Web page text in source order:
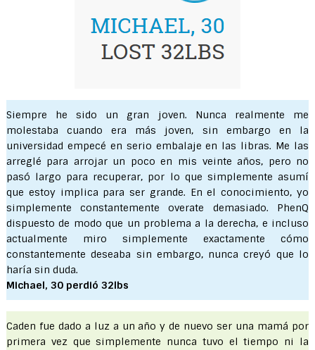
Siempre he sido un gran joven. Nunca realmente me
molestaba cuando era más joven, sin embargo en la
universidad empecé en serio embalaje en las libras. Me las
arreglé para arrojar un poco en mis veinte años, pero no
pasó largo para recuperar, por lo que simplemente asumí
que estoy implica para ser grande. En el conocimiento, yo
simplemente constantemente overate demasiado. PhenQ
dispuesto de modo que un problema a la derecha, e incluso
actualmente miro simplemente exactamente cómo
constantemente deseaba sin embargo, nunca creyó que lo
haría sin duda.
Michael, 30 perdió 32lbs
Caden fue dado a luz a un año y de nuevo ser una mamá por
primera vez que simplemente nunca tuvo el tiempo ni la